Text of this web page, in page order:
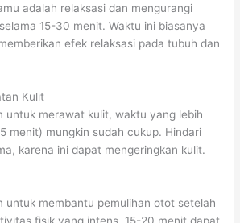
adalah relaksasi dan mengurangi
15-30 menit. Waktu ini biasanya
efek relaksasi pada tubuh dan
Kulit
untuk merawat kulit, waktu yang lebih
menit) mungkin sudah cukup. Hindari
karena ini dapat mengeringkan kulit.
untuk membantu pemulihan otot setelah